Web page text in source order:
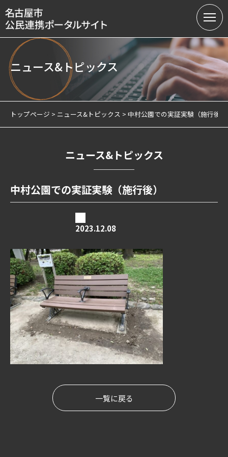
名古屋市の公民連携
提案募集中の課題（テーマ型）
提案受付（テーマ型・フリー型）
サテライトオフィスについて
ニュース&トピックス
トップページ ニュース&トピックス 中村公園での実証実験（施行後）
ニュース&トピックス
中村公園での実証実験（施行後）
2023.12.08
一覧に戻る